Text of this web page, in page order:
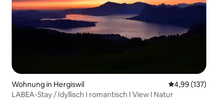
Wohnung in Hergiswil
4,99 (137)
LABEA-Stay / Idyllisch I romantisch I View I Natur